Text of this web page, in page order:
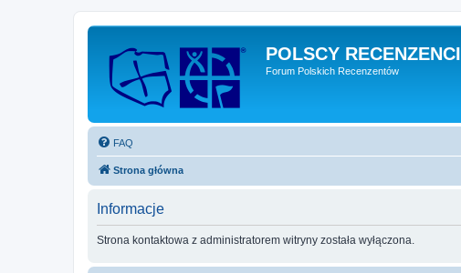
POLSCY RECENZENCI
Forum Polskich Recenzentów
FAQ
Strona główna
Informacje
Strona kontaktowa z administratorem witryny została wyłączona.